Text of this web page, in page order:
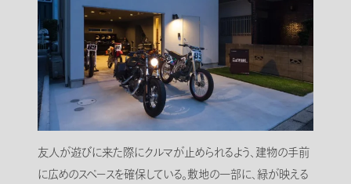
友人が遊びに来た際にクルマが止められるよう、建物の手前
に広めのスペースを確保している。敷地の一部に、緑が映える